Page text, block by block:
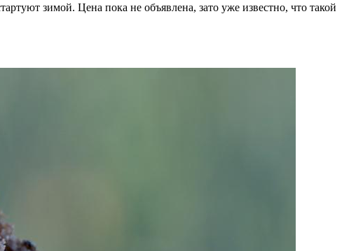
зимой. Цена пока не объявлена, зато уже известно, что такой